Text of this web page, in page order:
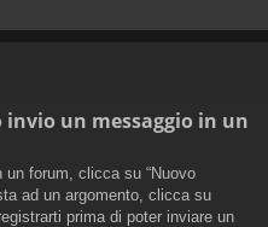
un messaggio in un
un forum, clicca su “Nuovo
ad un argomento, clicca su
prima di poter inviare un